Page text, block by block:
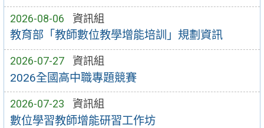
2026-08-06 資訊組
教育部「教師數位教學增能培訓」規劃資訊
2026-07-27 資訊組
2026全國高中職專題競賽
2026-07-23 資訊組
數位學習教師增能研習工作坊